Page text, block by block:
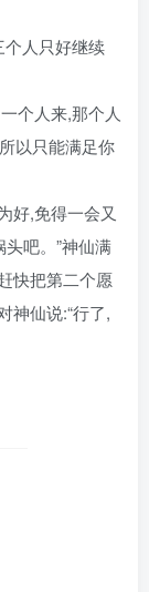
人只好继续
个人来,那个人
以只能满足你
好,免得一会又
吧。”神仙满
快把第二个愿
神仙说:“行了,